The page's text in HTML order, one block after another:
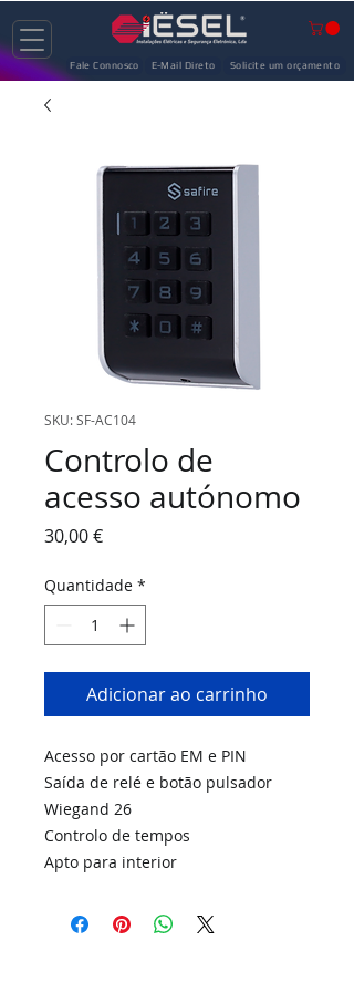
Fale Connosco E-Mail Direto Solicite um orçamento
SKU: SF-AC104
Controlo de
acesso autónomo
30,00 €Preço
Quantidade *
Adicionar ao carrinho
Acesso por cartão EM e PIN
Saída de relé e botão pulsador
Wiegand 26
Controlo de tempos
Apto para interior